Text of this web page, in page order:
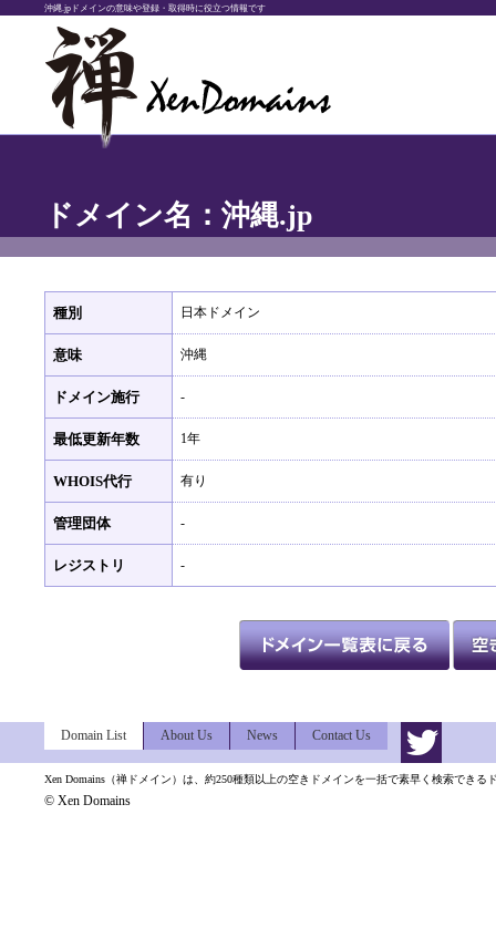
沖縄.jpドメインの意味や登録・取得時に役立つ情報です
ドメイン名：沖縄.jp
種別 日本ドメイン
意味 沖縄
ドメイン施行 -
最低更新年数 1年
WHOIS代行 有り
管理団体 -
レジストリ -
Domain List About Us News Contact Us
Xen Domains（禅ドメイン）は、約250種類以上の空きドメインを一括で素早く検索できる
© Xen Domains